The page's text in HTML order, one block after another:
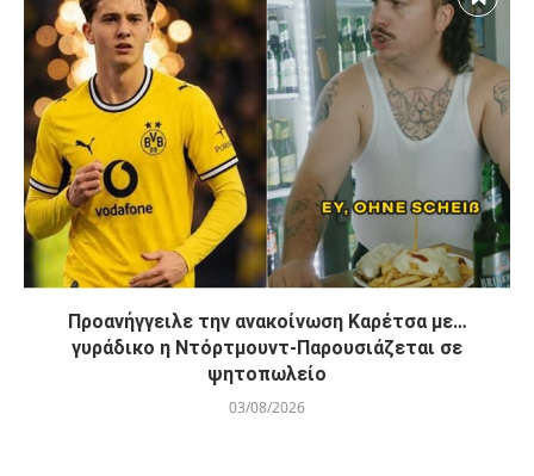
Προανήγγειλε την ανακοίνωση Καρέτσα με…
γυράδικο η Ντόρτμουντ-Παρουσιάζεται σε
ψητοπωλείο
03/08/2026